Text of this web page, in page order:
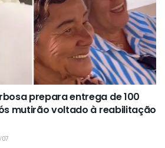
prepara entrega de 100
mutirão voltado à reabilitação